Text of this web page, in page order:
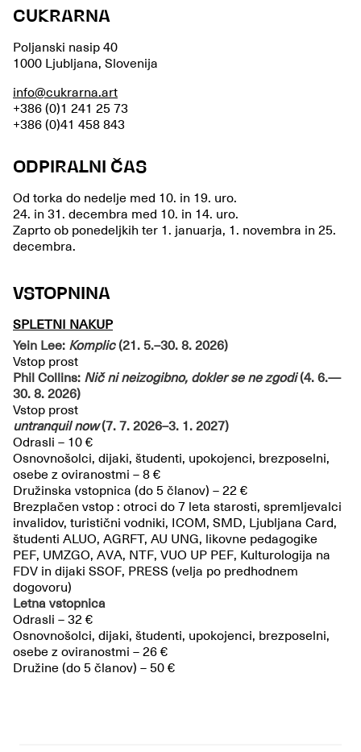
CUKRARNA
Poljanski nasip 40
1000 Ljubljana, Slovenija
info@cukrarna.art
+386 (0)1 241 25 73
+386 (0)41 458 843
ODPIRALNI ČAS
Od torka do nedelje med 10. in 19. uro.
24. in 31. decembra med 10. in 14. uro.
Zaprto ob ponedeljkih ter 1. januarja, 1. novembra in 25.
decembra.
VSTOPNINA
SPLETNI NAKUP
Yein Lee: Komplic(21. 5.–30. 8. 2026)
Vstop prost
Phil Collins: Nič ni neizogibno, dokler se ne zgodi(4. 6.—
30. 8. 2026)
Vstop prost
untranquil now(7. 7. 2026–3. 1. 2027)
Odrasli – 10 €
Osnovnošolci, dijaki, študenti, upokojenci, brezposelni,
osebe z oviranostmi – 8 €
Družinska vstopnica (do 5 članov) – 22 €
Brezplačen vstop : otroci do 7 leta starosti, spremljevalci
invalidov, turistični vodniki, ICOM, SMD, Ljubljana Card,
študenti ALUO, AGRFT, AU UNG, likovne pedagogike
PEF, UMZGO, AVA, NTF, VUO UP PEF, Kulturologija na
FDV in dijaki SSOF, PRESS (velja po predhodnem
dogovoru)
Letna vstopnica
Odrasli – 32 €
Osnovnošolci, dijaki, študenti, upokojenci, brezposelni,
osebe z oviranostmi – 26 €
Družine (do 5 članov) – 50 €